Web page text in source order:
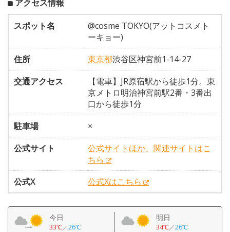
アクセス情報
スポット名
@cosme TOKYO(アットコスメト
ーキョー)
住所
東京都渋谷区神宮前1-14-27
交通アクセス
【電車】JR原宿駅から徒歩1分。東
京メトロ明治神宮前駅2番・3番出
口から徒歩1分
駐車場
×
公式サイト
公式サイトほか、関連サイトはこ
ちら
公式X
公式Xはこちら
今日
33℃／26℃
明日
34℃／26℃